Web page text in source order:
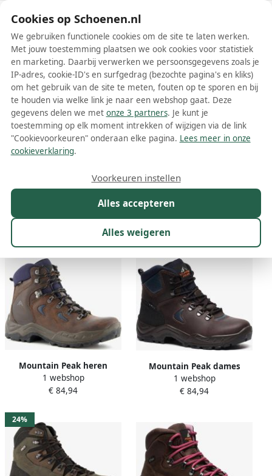
Schoenen.nl
Wis filters Alle filters
Bruine Mountain Peak schoenen
Meer lezen
Kleur 1
11 resultaten:
Mountain Peak heren
wandelschoenen categorie
B Bruin Maat Uitneembare
1 webshop
€ 84,94
Mountain Peak dames
wandelschoenen categorie
B Bruin Maat Uitneembare
1 webshop
€ 84,94
24%
Cookies op Schoenen.nl
We gebruiken functionele cookies om de site te laten werken.
Met jouw toestemming plaatsen we ook cookies voor statistiek
en marketing. Daarbij verwerken we persoonsgegevens zoals je
IP-adres, cookie-ID's en surfgedrag (bezochte pagina's en kliks)
om het gebruik van de site te meten, fouten op te sporen en bij
te houden via welke link je naar een webshop gaat. Deze
gegevens delen we met onze 3 partners. Je kunt je
toestemming op elk moment intrekken of wijzigen via de link
"Cookievoorkeuren" onderaan elke pagina. Lees meer in onze
cookieverklaring.
Alles accepteren
Alles weigeren
Voorkeuren instellen